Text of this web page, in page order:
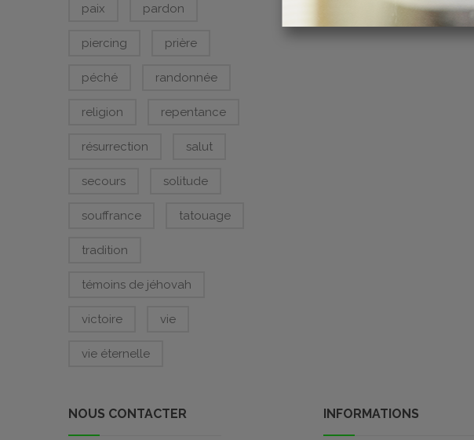
paix pardon
piercing prière
péché randonnée
religion repentance
résurrection salut
secours solitude
souffrance tatouage
tradition
témoins de jéhovah
victoire vie
vie éternelle
NOUS CONTACTER INFORMATIONS